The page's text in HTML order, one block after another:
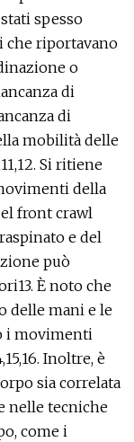
spesso
che riportavano
o
di
di
mobilità delle
Si ritiene
della
front crawl
e del
può
È noto che
delle mani e le
i movimenti
Inoltre, è
sia correlata
nelle tecniche
come i